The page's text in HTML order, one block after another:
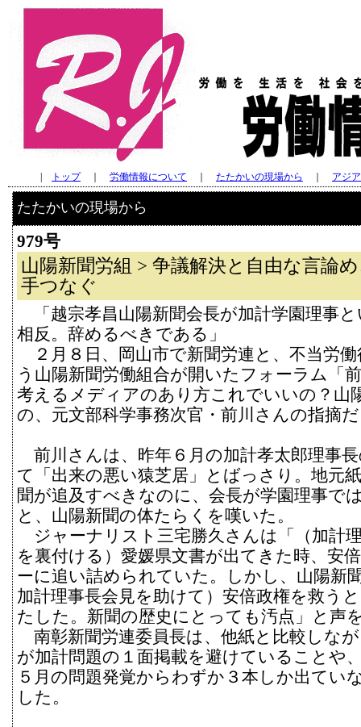
トップ｜ 労働情報について たたかいの現場から アジ
たたかいの現場から
979号
山陽新聞労組 > 争議解決と自由な言論
手つなぐ
「越宗孝昌山陽新聞会長が加計学園理事
相反。辞めるべきである」
２月８日、岡山市で新聞労連と、不当労
う山陽新聞労働組合が開いたフォーラム「
考えるメディアのあり方これでいいの？山
の、元文部科学事務次官・前川さんの指摘
前川さんは、昨年６月の加計孝太郎理事
て「出来の悪い猿芝居」とばっさり。地元
聞が追及すべきなのに、会長が学園理事で
と、山陽新聞の体たらくを嘆いた。
ジャーナリスト三宅勝久さんは「（加計
を裏付ける）愛媛県文書が出てきた時、安
ーに追い詰められていた。しかし、山陽新
加計理事長会見を助けて）安倍政権を救う
たした。新聞の歴史にとっても汚点」と声
南彰新聞労連委員長は、他紙と比較しな
が加計問題の１面掲載を避けていることや
５月の問題発覚からわずか３本しか出てい
した。